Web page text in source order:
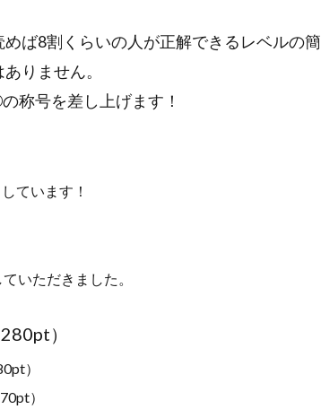
ば8割くらいの人が正解できるレベルの簡
りません。
称号を差し上げます！
ています！
いただきました。
）
）
）